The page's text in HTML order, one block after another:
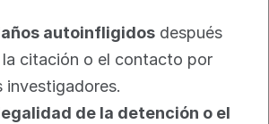
autoinfligidos después
la citación o el contacto por
investigadores.
de la detención o el